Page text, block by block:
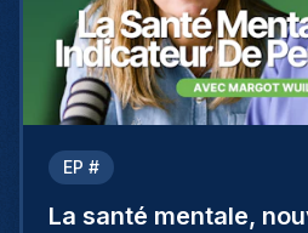
EP #
La santé mentale,